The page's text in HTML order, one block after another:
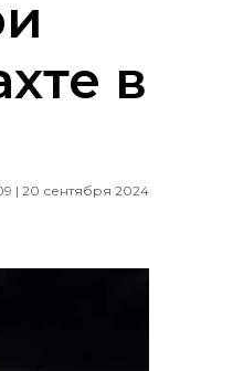
в
| 20 сентября 2024